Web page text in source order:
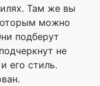
Там же вы
можно
подберут
не
его стиль.